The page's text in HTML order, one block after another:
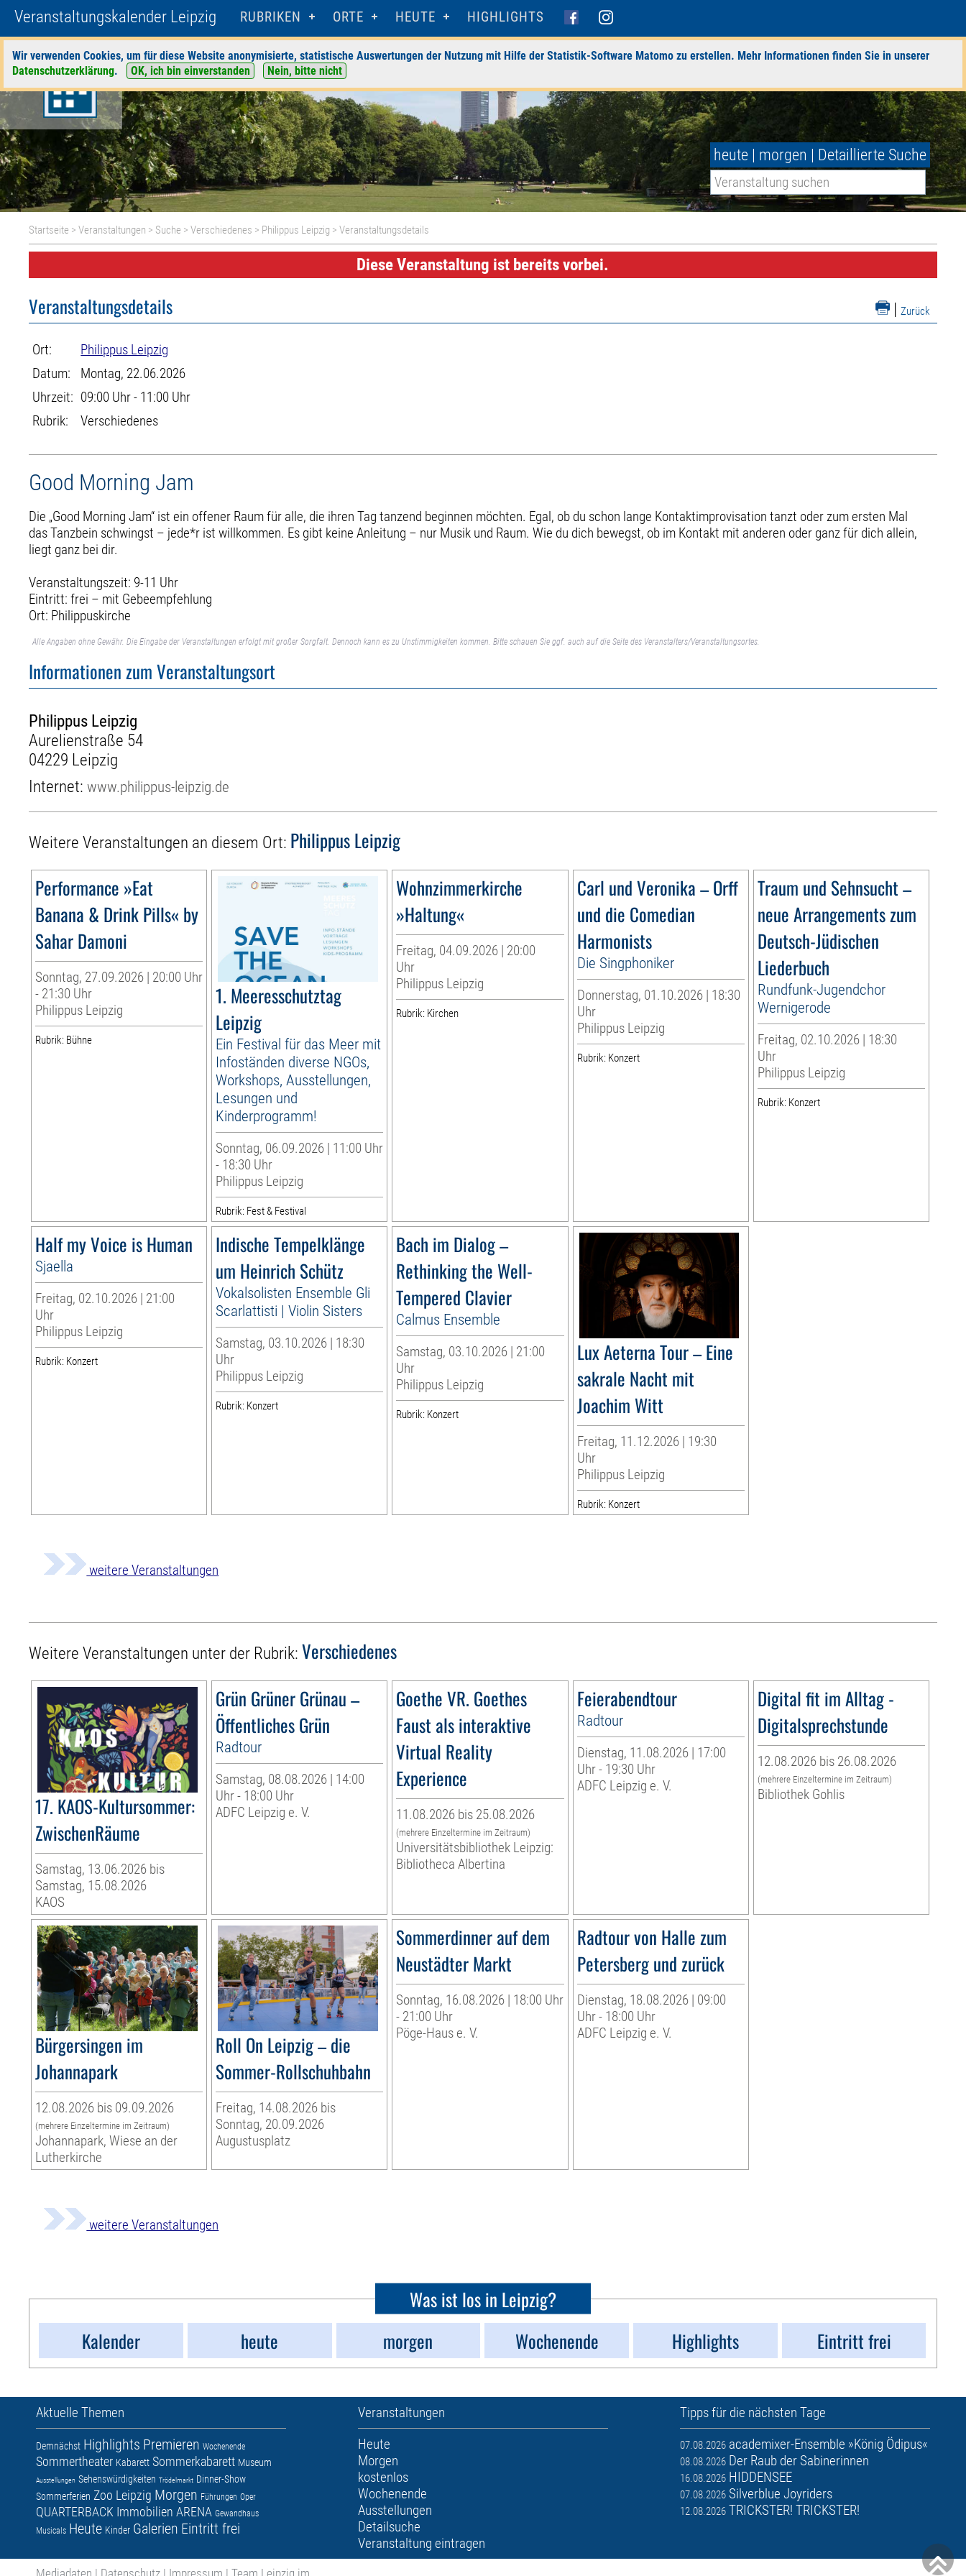
Veranstaltungskalender Leipzig RUBRIKEN ORTE HEUTE HIGHLIGHTS
Wir verwenden Cookies, um für diese Website anonymisierte, statistische Auswertungen der Nutzung mit Hilfe der Statistik-Software Matomo zu erstellen. Mehr Informationen finden Sie in unserer
Datenschutzerklärung. OK, ich bin einverstanden Nein, bitte nicht
heute | morgen | Detaillierte Suche
Startseite >Veranstaltungen > Suche >Verschiedenes > Philippus Leipzig > Veranstaltungsdetails
Diese Veranstaltung ist bereits vorbei.
| Zurück
Veranstaltungsdetails
Ort:
Philippus Leipzig
Datum:
Montag, 22.06.2026
Uhrzeit: 09:00 Uhr - 11:00 Uhr
Rubrik:
Verschiedenes
Good Morning Jam
Die „Good Morning Jam“ ist ein offener Raum für alle, die ihren Tag tanzend beginnen möchten. Egal, ob du schon lange Kontaktimprovisation tanzt oder zum ersten Mal
das Tanzbein schwingst – jede*r ist willkommen. Es gibt keine Anleitung – nur Musik und Raum. Wie du dich bewegst, ob im Kontakt mit anderen oder ganz für dich allein,
liegt ganz bei dir.
Veranstaltungszeit: 9-11 Uhr
Eintritt: frei – mit Gebeempfehlung
Ort: Philippuskirche
Alle Angaben ohne Gewähr. Die Eingabe der Veranstaltungen erfolgt mit großer Sorgfalt. Dennoch kann es zu Unstimmigkeiten kommen. Bitte schauen Sie ggf. auch auf die Seite des Veranstalters/Veranstaltungsortes.
Informationen zum Veranstaltungsort
Philippus Leipzig
Aurelienstraße 54
04229 Leipzig
Internet:www.philippus-leipzig.de
Weitere Veranstaltungen an diesem Ort: Philippus Leipzig
Performance »Eat
Banana & Drink Pills« by
Sahar Damoni
Sonntag, 27.09.2026 | 20:00 Uhr
- 21:30 Uhr
Philippus Leipzig
Rubrik: Bühne
1. Meeresschutztag
Leipzig
Ein Festival für das Meer mit
Infoständen diverse NGOs,
Workshops, Ausstellungen,
Lesungen und
Kinderprogramm!
Sonntag, 06.09.2026 | 11:00 Uhr
- 18:30 Uhr
Philippus Leipzig
Rubrik: Fest & Festival
Wohnzimmerkirche
»Haltung«
Freitag, 04.09.2026 | 20:00
Uhr
Philippus Leipzig
Rubrik: Kirchen
Carl und Veronika – Orff
und die Comedian
Harmonists
Die Singphoniker
Donnerstag, 01.10.2026 | 18:30
Uhr
Philippus Leipzig
Rubrik: Konzert
Traum und Sehnsucht –
neue Arrangements zum
Deutsch-Jüdischen
Liederbuch
Rundfunk-Jugendchor
Wernigerode
Freitag, 02.10.2026 | 18:30
Uhr
Philippus Leipzig
Rubrik: Konzert
Half my Voice is Human
Sjaella
Freitag, 02.10.2026 | 21:00
Uhr
Philippus Leipzig
Rubrik: Konzert
Indische Tempelklänge
um Heinrich Schütz
Vokalsolisten Ensemble Gli
Scarlattisti | Violin Sisters
Samstag, 03.10.2026 | 18:30
Uhr
Philippus Leipzig
Rubrik: Konzert
Bach im Dialog –
Rethinking the Well-
Tempered Clavier
Calmus Ensemble
Samstag, 03.10.2026 | 21:00
Uhr
Philippus Leipzig
Rubrik: Konzert
Lux Aeterna Tour – Eine
sakrale Nacht mit
Joachim Witt
Freitag, 11.12.2026 | 19:30
Uhr
Philippus Leipzig
Rubrik: Konzert
weitere Veranstaltungen
Weitere Veranstaltungen unter der Rubrik: Verschiedenes
17. KAOS-Kultursommer:
ZwischenRäume
Samstag, 13.06.2026 bis
Samstag, 15.08.2026
KAOS
Grün Grüner Grünau –
Öffentliches Grün
Radtour
Samstag, 08.08.2026 | 14:00
Uhr - 18:00 Uhr
ADFC Leipzig e. V.
Goethe VR. Goethes
Faust als interaktive
Virtual Reality
Experience
11.08.2026 bis 25.08.2026
(mehrere Einzeltermine im Zeitraum)
Universitätsbibliothek Leipzig:
Bibliotheca Albertina
Feierabendtour
Radtour
Dienstag, 11.08.2026 | 17:00
Uhr - 19:30 Uhr
ADFC Leipzig e. V.
Digital fit im Alltag -
Digitalsprechstunde
12.08.2026 bis 26.08.2026
(mehrere Einzeltermine im Zeitraum)
Bibliothek Gohlis
Bürgersingen im
Johannapark
12.08.2026 bis 09.09.2026
(mehrere Einzeltermine im Zeitraum)
Johannapark, Wiese an der
Lutherkirche
Roll On Leipzig – die
Sommer-Rollschuhbahn
Freitag, 14.08.2026 bis
Sonntag, 20.09.2026
Augustusplatz
Sommerdinner auf dem
Neustädter Markt
Sonntag, 16.08.2026 | 18:00 Uhr
- 21:00 Uhr
Pöge-Haus e. V.
Radtour von Halle zum
Petersberg und zurück
Dienstag, 18.08.2026 | 09:00
Uhr - 18:00 Uhr
ADFC Leipzig e. V.
weitere Veranstaltungen
Was ist los in Leipzig?
Kalender
heute morgen Wochenende Highlights Eintritt frei
Aktuelle Themen
Demnächst Highlights Premieren Wochenende
Sommertheater Kabarett Sommerkabarett Museum
Ausstellungen Sehenswürdigkeiten Trödelmarkt Dinner-Show
Sommerferien Zoo Leipzig Morgen Führungen Oper
QUARTERBACK Immobilien ARENA Gewandhaus
Musicals Heute Kinder Galerien Eintritt frei
Veranstaltungen
Heute
Morgen
kostenlos
Wochenende
Ausstellungen
Detailsuche
Veranstaltung eintragen
Tipps für die nächsten Tage
07.08.2026 academixer-Ensemble »König Ödipus«
08.08.2026 Der Raub der Sabinerinnen
16.08.2026 HIDDENSEE
07.08.2026 Silverblue Joyriders
12.08.2026 TRICKSTER! TRICKSTER!